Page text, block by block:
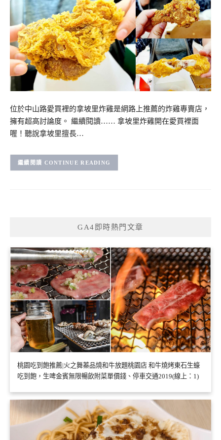
位於中山路愛買裡的拿坡里炸雞是網路上推薦的炸雞專賣店，
擁有超高討論度。 繼續閱讀…… 拿坡里炸雞開在愛買裡面
喔！聽說拿坡里擅長…
CONTINUE READING
GA4即時熱門文章
桃園吃到飽推薦|火之舞蓁品燒和牛放題桃園店 和牛燒烤東石生蠔
吃到飽，生啤金賓無限暢飲附菜單價錢、停車交通2019(線上：1)